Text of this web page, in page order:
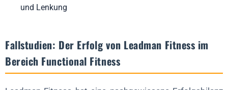
und Lenkung
Fallstudien: Der Erfolg von Leadman Fitness im
Bereich Functional Fitness